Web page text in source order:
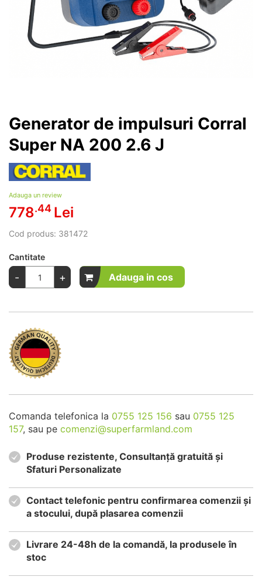
Generator de impulsuri Corral
Super NA 200 2.6 J
Adauga un review
778.44 Lei
Cod produs: 381472
Cantitate
- + Adauga in cos
Comanda telefonica la 0755 125 156 sau 0755 125
157, sau pe comenzi@superfarmland.com
Produse rezistente, Consultanță gratuită și
Sfaturi Personalizate
Contact telefonic pentru confirmarea comenzii și
a stocului, după plasarea comenzii
Livrare 24-48h de la comandă, la produsele în
stoc